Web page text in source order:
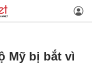
Mỹ bị bắt vì